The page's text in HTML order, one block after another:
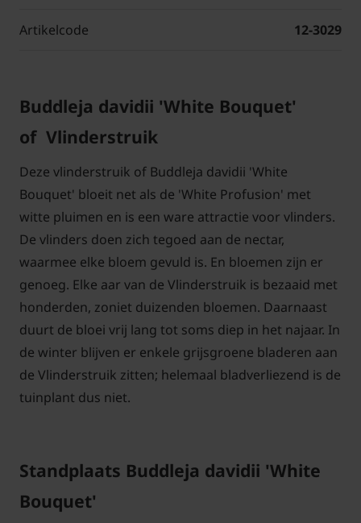
Artikelcode 12-3029
Buddleja davidii 'White Bouquet'
of Vlinderstruik
Deze vlinderstruik of Buddleja davidii 'White
Bouquet' bloeit net als de 'White Profusion' met
witte pluimen en is een ware attractie voor vlinders.
De vlinders doen zich tegoed aan de nectar,
waarmee elke bloem gevuld is. En bloemen zijn er
genoeg. Elke aar van de Vlinderstruik is bezaaid met
honderden, zoniet duizenden bloemen. Daarnaast
duurt de bloei vrij lang tot soms diep in het najaar. In
de winter blijven er enkele grijsgroene bladeren aan
de Vlinderstruik zitten; helemaal bladverliezend is de
tuinplant dus niet.
Standplaats Buddleja davidii 'White
Bouquet'